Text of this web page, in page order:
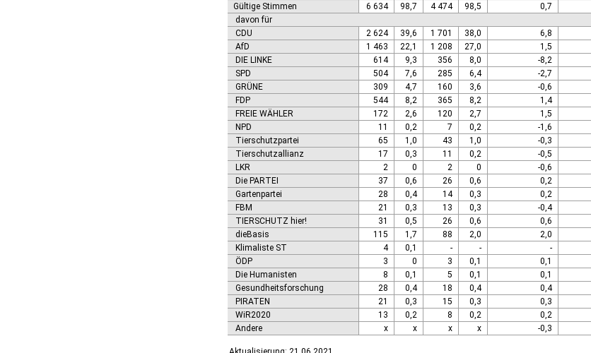
Gültige Stimmen
6 634 98,7 4 474 98,5 0,7
davon für
CDU
2 624 39,6 1 701 38,0 6,8
AfD
1 463 22,1 1 208 27,0 1,5
DIE LINKE
614 9,3 356 8,0 -8,2
SPD
504 7,6 285 6,4 -2,7
GRÜNE
309 4,7 160 3,6 -0,6
FDP
544 8,2 365 8,2 1,4
FREIE WÄHLER
172 2,6 120 2,7 1,5
NPD
11 0,2 7 0,2 -1,6
Tierschutzpartei
65 1,0 43 1,0 -0,3
Tierschutzallianz
17 0,3 11 0,2 -0,5
LKR
2 0 2 0 -0,6
Die PARTEI
37 0,6 26 0,6 0,2
Gartenpartei
28 0,4 14 0,3 0,2
FBM
21 0,3 13 0,3 -0,4
TIERSCHUTZ hier!
31 0,5 26 0,6 0,6
dieBasis
115 1,7 88 2,0 2,0
Klimaliste ST
4 0,1 - - -
ÖDP
3 0 3 0,1 0,1
Die Humanisten
8 0,1 5 0,1 0,1
Gesundheitsforschung
28 0,4 18 0,4 0,4
PIRATEN
21 0,3 15 0,3 0,3
WiR2020
13 0,2 8 0,2 0,2
Andere
x x x x -0,3